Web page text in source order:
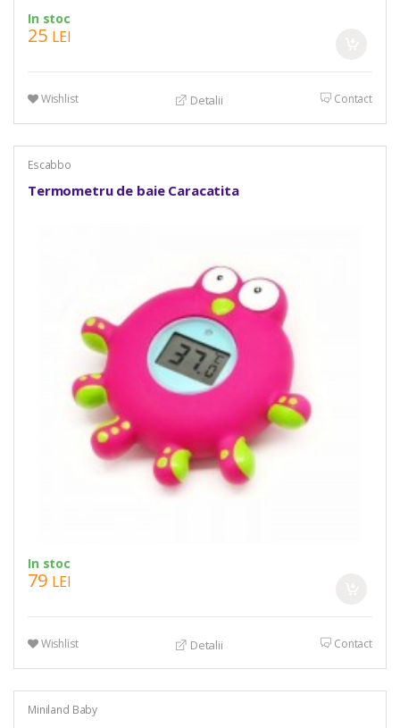
In stoc
25 LEI
Wishlist Detalii Contact
Escabbo
Termometru de baie Caracatita
In stoc
79 LEI
Wishlist Detalii Contact
Miniland Baby